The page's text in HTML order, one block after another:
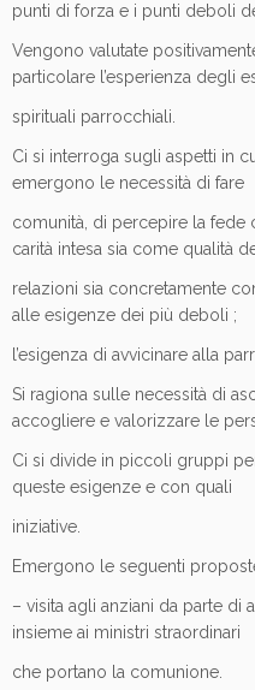
punti di forza e i punti deboli
Vengono valutate
particolare l’esperienza degli
spirituali parrocchiali.
Ci si interroga sugli aspetti in
emergono le necessità di fare
comunità, di percepire la fede
carità intesa sia come qualità
relazioni sia concretamente
alle esigenze dei più deboli ;
l’esigenza di avvicinare alla
Si ragiona sulle necessità di
accogliere e valorizzare le
Ci si divide in piccoli gruppi
queste esigenze e con quali
iniziative.
Emergono le seguenti
– visita agli anziani da parte di
insieme ai ministri straordinari
che portano la comunione.